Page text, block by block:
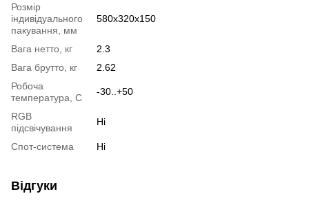
Розмір
індивідуального
пакування, мм
580x320x150
Вага нетто, кг
2.3
Вага брутто, кг
2.62
Робоча
температура, С
-30..+50
RGB
підсвічування
Ні
Спот-система Ні
Відгуки